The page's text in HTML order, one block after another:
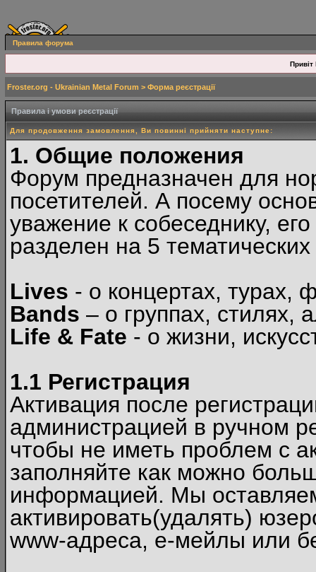
Правила форума
Привіт
Froster.org - Ukrainian Metal Forum > Форма реєстрації
Правила і умови реєстрації
Для продовження замовлення, Ви повинні прийняти наступне:
1. Общие положения
Форум предназначен для
посетителей. А посему
уважение к собеседнику,
разделен на 5
Lives - о концертах, турах,
Bands – о группах, стилях,
Life & Fate - о жизни,
1.1 Регистрация
Активация после
администрацией в ручном
чтобы не иметь проблем с
заполняйте как можно
информацией. Мы
активировать(удалять)
www-адреса, е-мейлы или